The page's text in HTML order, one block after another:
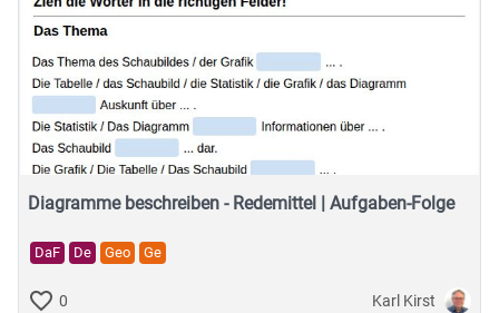
Diagramme beschreiben - Redemittel | Aufgaben-Folge
DaF De Geo Ge
0 Karl Kirst